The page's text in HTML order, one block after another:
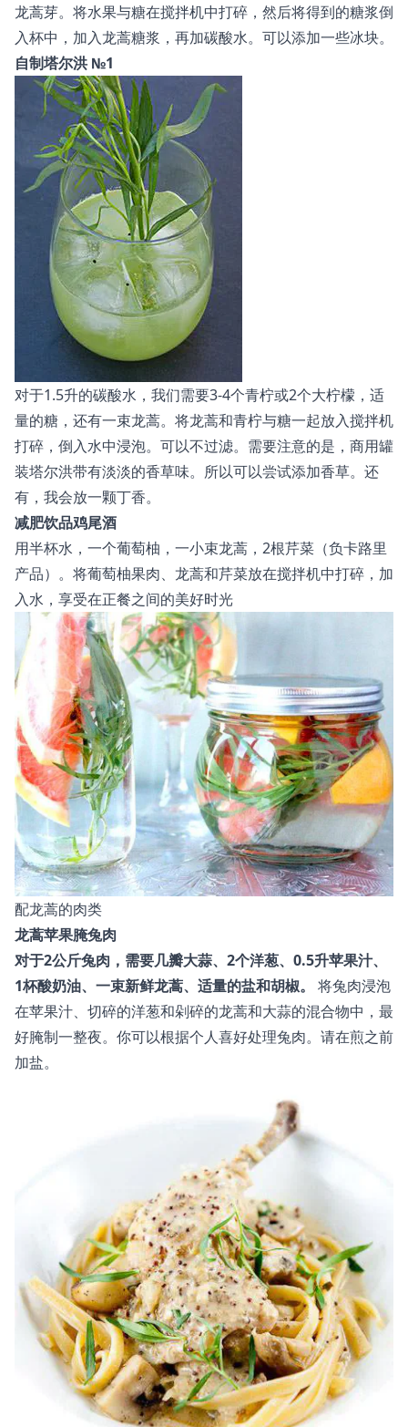
龙蒿芽。将水果与糖在搅拌机中打碎，然后将得到的糖浆倒
入杯中，加入龙蒿糖浆，再加碳酸水。可以添加一些冰块。
自制塔尔洪 №1
对于1.5升的碳酸水，我们需要3-4个青柠或2个大柠檬，适
量的糖，还有一束龙蒿。将龙蒿和青柠与糖一起放入搅拌机
打碎，倒入水中浸泡。可以不过滤。需要注意的是，商用罐
装塔尔洪带有淡淡的香草味。所以可以尝试添加香草。还
有，我会放一颗丁香。
减肥饮品鸡尾酒
用半杯水，一个葡萄柚，一小束龙蒿，2根芹菜（负卡路里
产品）。将葡萄柚果肉、龙蒿和芹菜放在搅拌机中打碎，加
入水，享受在正餐之间的美好时光
配龙蒿的肉类
龙蒿苹果腌兔肉
对于2公斤兔肉，需要几瓣大蒜、2个洋葱、0.5升苹果汁、
1杯酸奶油、一束新鲜龙蒿、适量的盐和胡椒。
将兔肉浸泡
在苹果汁、切碎的洋葱和剁碎的龙蒿和大蒜的混合物中，最
好腌制一整夜。你可以根据个人喜好处理兔肉。请在煎之前
加盐。